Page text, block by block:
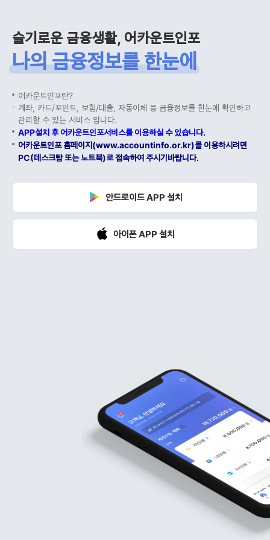
슬기로운 금융생활, 어카운트인포
나의 금융정보를 한눈에
어카운트인포란?
계좌, 카드/포인트, 보험/대출, 자동이체 등 금융정보를 한눈에 확인하고
관리할 수 있는 서비스 입니다.
APP설치 후 어카운트인포서비스를 이용하실 수 있습니다.
어카운트인포 홈페이지(www.accountinfo.or.kr)를 이용하시려면
PC(데스크탑 또는 노트북)로 접속하여 주시기바랍니다.
안드로이드 APP 설치
아이폰 APP 설치